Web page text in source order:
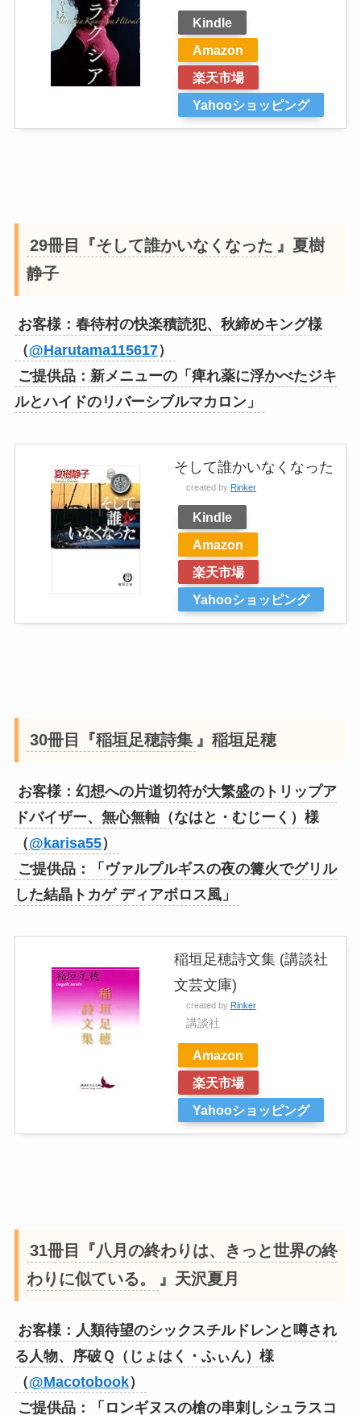
Kindle
Amazon
楽天市場
Yahooショッピング
29冊目『そして誰かいなくなった 』夏樹
静子
お客様：春待村の快楽積読犯、秋締めキング様
（@Harutama115617）
ご提供品：新メニューの「痺れ薬に浮かべたジキ
ルとハイドのリバーシブルマカロン」
そして誰かいなくなった
created by Rinker
Kindle
Amazon
楽天市場
Yahooショッピング
30冊目『稲垣足穂詩集 』稲垣足穂
お客様：幻想への片道切符が大繁盛のトリップア
ドバイザー、無心無軸（なはと・むじーく）様
（@karisa55）
ご提供品：「ヴァルプルギスの夜の篝火でグリル
した結晶トカゲ ディアボロス風」
稲垣足穂詩文集 (講談社
文芸文庫)
created by Rinker
講談社
Amazon
楽天市場
Yahooショッピング
31冊目『八月の終わりは、きっと世界の終
わりに似ている。
』天沢夏月
お客様：人類待望のシックスチルドレンと噂され
る人物、序破Ｑ（じょはく・ふぃん）様
（@Macotobook）
ご提供品：「ロンギヌスの槍の串刺しシュラスコ